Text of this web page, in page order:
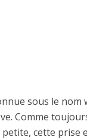
sous le nom
Comme
petite, cette prise